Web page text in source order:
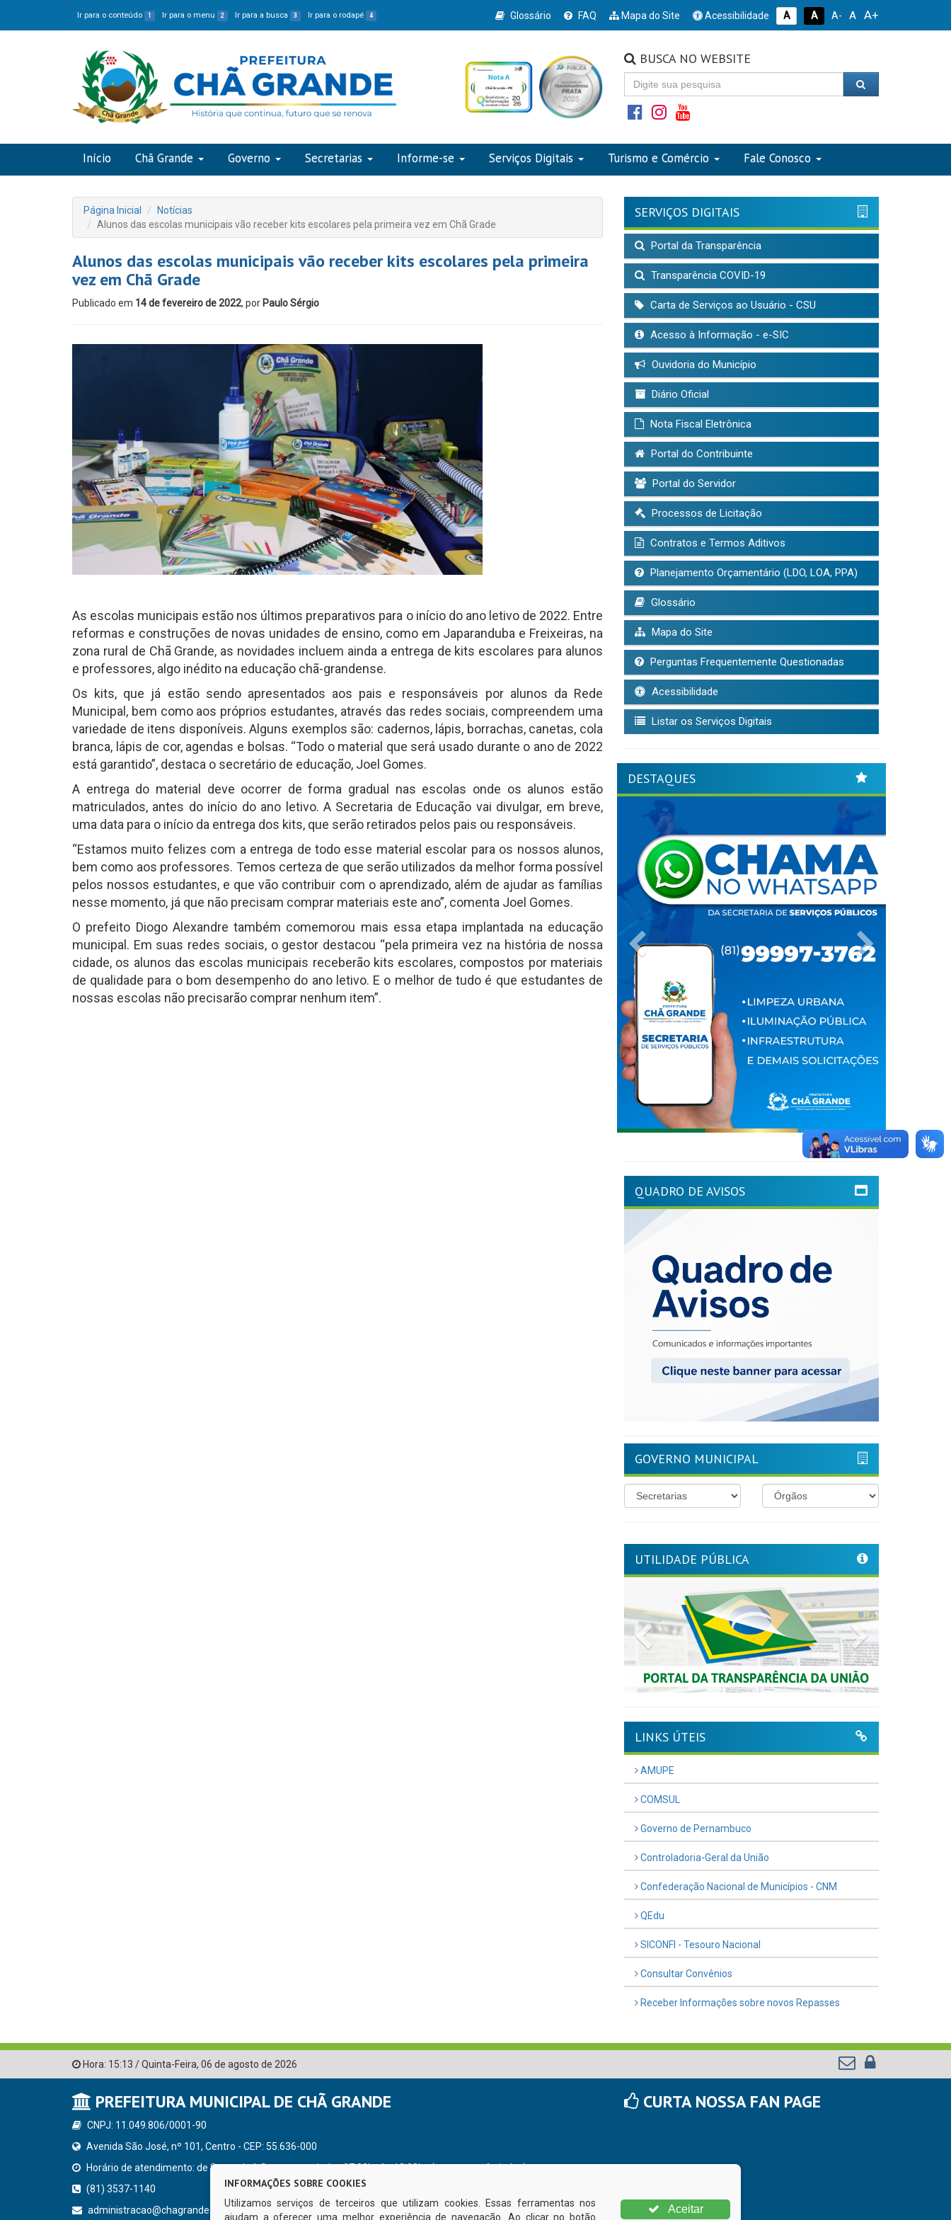
Ir para o conteúdo 1 Ir para o menu 2 Ir para a busca 3 Ir para o rodapé 4 Glossário FAQ Mapa do Site Acessibilidade A A A- A A+
BUSCA NO WEBSITE
Início Chã Grande Governo Secretarias Informe-se Serviços Digitais Turismo e Comércio Fale Conosco
Página Inicial
Notícias
Alunos das escolas municipais vão receber kits escolares pela primeira vez em Chã Grade
Alunos das escolas municipais vão receber kits escolares pela primeira
vez em Chã Grade
Publicado em 14 de fevereiro de 2022, por Paulo Sérgio
As escolas municipais estão nos últimos preparativos para o início do ano letivo de 2022. Entre
reformas e construções de novas unidades de ensino, como em Japaranduba e Freixeiras, na
zona rural de Chã Grande, as novidades incluem ainda a entrega de kits escolares para alunos
e professores, algo inédito na educação chã-grandense.
Os kits, que já estão sendo apresentados aos pais e responsáveis por alunos da Rede
Municipal, bem como aos próprios estudantes, através das redes sociais, compreendem uma
variedade de itens disponíveis. Alguns exemplos são: cadernos, lápis, borrachas, canetas, cola
branca, lápis de cor, agendas e bolsas. “Todo o material que será usado durante o ano de 2022
está garantido”, destaca o secretário de educação, Joel Gomes.
A entrega do material deve ocorrer de forma gradual nas escolas onde os alunos estão
matriculados, antes do início do ano letivo. A Secretaria de Educação vai divulgar, em breve,
uma data para o início da entrega dos kits, que serão retirados pelos pais ou responsáveis.
“Estamos muito felizes com a entrega de todo esse material escolar para os nossos alunos,
bem como aos professores. Temos certeza de que serão utilizados da melhor forma possível
pelos nossos estudantes, e que vão contribuir com o aprendizado, além de ajudar as famílias
nesse momento, já que não precisam comprar materiais este ano”, comenta Joel Gomes.
O prefeito Diogo Alexandre também comemorou mais essa etapa implantada na educação
municipal. Em suas redes sociais, o gestor destacou “pela primeira vez na história de nossa
cidade, os alunos das escolas municipais receberão kits escolares, compostos por materiais
de qualidade para o bom desempenho do ano letivo. E o melhor de tudo é que estudantes de
nossas escolas não precisarão comprar nenhum item”.
SERVIÇOS DIGITAIS
Portal da Transparência
Transparência COVID-19
Carta de Serviços ao Usuário - CSU
Acesso à Informação - e-SIC
Ouvidoria do Município
Diário Oficial
Nota Fiscal Eletrônica
Portal do Contribuinte
Portal do Servidor
Processos de Licitação
Contratos e Termos Aditivos
Planejamento Orçamentário (LDO, LOA, PPA)
Glossário
Mapa do Site
Perguntas Frequentemente Questionadas
Acessibilidade
Listar os Serviços Digitais
DESTAQUES
Previous
QUADRO DE AVISOS
GOVERNO MUNICIPAL
UTILIDADE PÚBLICA
Previous
LINKS ÚTEIS
AMUPE
COMSUL
Governo de Pernambuco
Controladoria-Geral da União
Confederação Nacional de Municípios - CNM
QEdu
SICONFI - Tesouro Nacional
Consultar Convênios
Receber Informações sobre novos Repasses
Hora: 15:13 /Quinta-Feira, 06 de agosto de 2026
PREFEITURA MUNICIPAL DE CHÃ GRANDE
CNPJ: 11.049.806/0001-90
Avenida São José, nº 101, Centro - CEP: 55.636-000
Horário de atendimento: de Segunda à Sexta, a partir das 07:00hs às 13:00hs (exceto nos feriados)
(81) 3537-1140
administracao@chagrande.pe.gov.br
CURTA NOSSA FAN PAGE
INFORMAÇÕES SOBRE COOKIES
Utilizamos serviços de terceiros que utilizam cookies. Essas ferramentas nos
ajudam a oferecer uma melhor experiência de navegação. Ao clicar no botão
Aceitar